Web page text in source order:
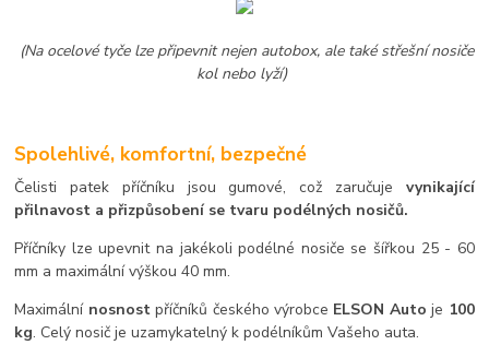
(Na ocelové tyče lze připevnit nejen autobox, ale také střešní nosiče
kol nebo lyží)
Spolehlivé, komfortní, bezpečné
Čelisti patek příčníku jsou gumové, což zaručuje vynikající
přilnavost a přizpůsobení se tvaru podélných nosičů.
Příčníky lze upevnit na jakékoli podélné nosiče se šířkou 25 - 60
mm a maximální výškou 40 mm.
Maximální nosnostpříčníků českého výrobce ELSON Autoje 100
kg. Celý nosič je uzamykatelný k podélníkům Vašeho auta.